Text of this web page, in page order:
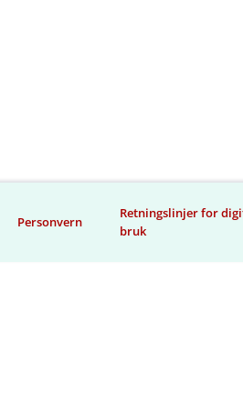
Personvern
Retningslinjer for
bruk